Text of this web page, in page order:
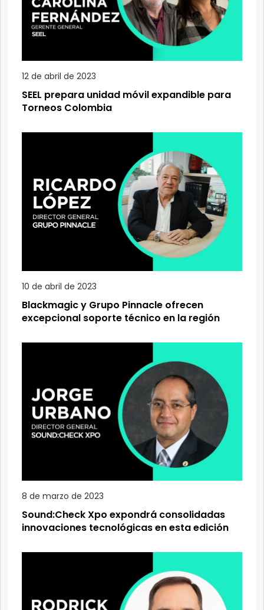
12 de abril de 2023
SEEL prepara unidad móvil expandible para
Torneos Colombia
10 de abril de 2023
Blackmagic y Grupo Pinnacle ofrecen
excepcional soporte técnico en la región
8 de marzo de 2023
Sound:Check Xpo expondrá consolidadas
innovaciones tecnológicas en esta edición